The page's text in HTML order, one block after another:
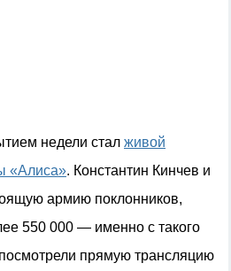
недели стал живой
«Алиса». Константин Кинчев и
армию поклонников,
550 000 — именно с такого
посмотрели прямую трансляцию